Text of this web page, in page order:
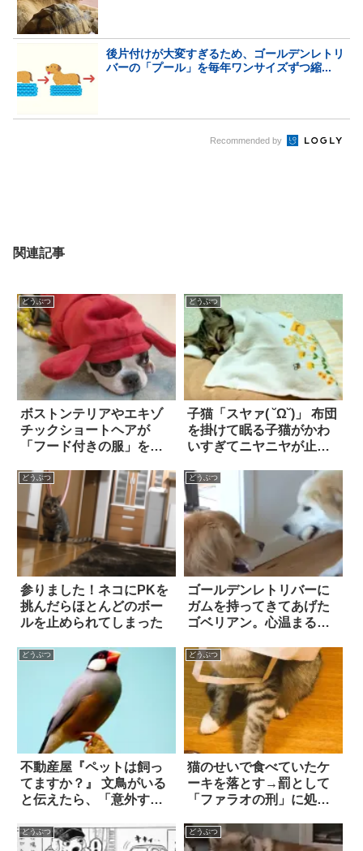
後片付けが大変すぎるため、ゴールデンレトリ
バーの「プール」を毎年ワンサイズずつ縮...
Recommended by
関連記事
どうぶつ
ボストンテリアやエキゾ
チックショートヘアが
「フード付きの服」を着
は…！？
どうぶつ
子猫「スヤァ( ˘Ω˘)」 布団
を掛けて眠る子猫がかわ
いすぎてニヤニヤが止ま
どうぶつ
参りました！ネコにPKを
挑んだらほとんどのボー
ルを止められてしまった
どうぶつ
ゴールデンレトリバーに
ガムを持ってきてあげた
ゴベリアン。心温まる一
っ！？
どうぶつ
不動産屋『ペットは飼っ
てますか？』 文鳥がいる
と伝えたら、「意外すぎ
どうぶつ
猫のせいで食べていたケ
ーキを落とす→罰として
「ファラオの刑」に処し
どうぶつ どうぶつ